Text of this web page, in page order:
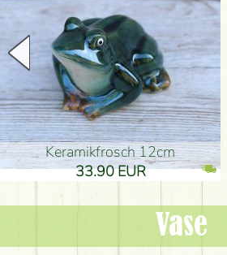
Keramikfrosch 12cm
33.90 EUR
Vase